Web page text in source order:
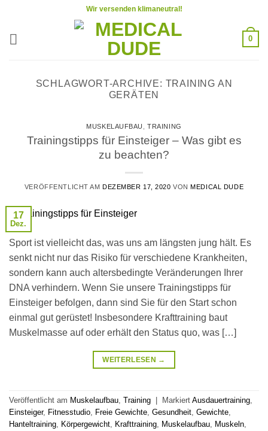
springen
Wir versenden klimaneutral!
0
SCHLAGWORT-ARCHIVE: TRAINING AN
GERÄTEN
MUSKELAUFBAU ,TRAINING
Trainingstipps für Einsteiger – Was gibt es
zu beachten?
VERÖFFENTLICHT AM DEZEMBER 17, 2020 VONMEDICAL DUDE
17
Dez.
Sport ist vielleicht das, was uns am längsten jung hält. Es
senkt nicht nur das Risiko für verschiedene Krankheiten,
sondern kann auch altersbedingte Veränderungen Ihrer
DNA verhindern. Wenn Sie unsere Trainingstipps für
Einsteiger befolgen, dann sind Sie für den Start schon
einmal gut gerüstet! Insbesondere Krafttraining baut
Muskelmasse auf oder erhält den Status quo, was […]
WEITERLESEN →
Veröffentlicht am Muskelaufbau, Training Markiert Ausdauertraining,
Einsteiger, Fitnesstudio, Freie Gewichte, Gesundheit, Gewichte,
Hanteltraining, Körpergewicht, Krafttraining, Muskelaufbau, Muskeln,